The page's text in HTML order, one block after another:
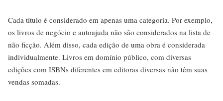
Cada título é considerado em apenas uma categoria. Por exemplo,
os livros de negócio e autoajuda não são considerados na lista de
não ficção. Além disso, cada edição de uma obra é considerada
individualmente. Livros em domínio público, com diversas
edições com ISBNs diferentes em editoras diversas não têm suas
vendas somadas.